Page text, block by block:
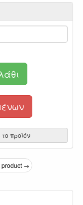
προϊόν
product →